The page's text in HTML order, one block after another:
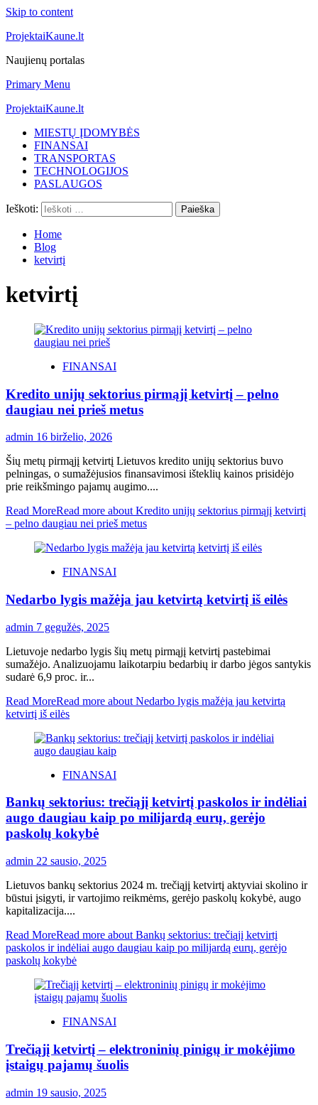
Skip to content
ProjektaiKaune.lt
Naujienų portalas
Primary Menu
ProjektaiKaune.lt
MIESTŲ ĮDOMYBĖS
FINANSAI
TRANSPORTAS
TECHNOLOGIJOS
PASLAUGOS
Ieškoti:
Home
Blog
ketvirtį
ketvirtį
FINANSAI
Kredito unijų sektorius pirmąjį ketvirtį – pelno
daugiau nei prieš metus
admin 16 birželio, 2026
Šių metų pirmąjį ketvirtį Lietuvos kredito unijų sektorius buvo
pelningas, o sumažėjusios finansavimosi išteklių kainos prisidėjo
prie reikšmingo pajamų augimo....
Read MoreRead more about Kredito unijų sektorius pirmąjį ketvirtį
– pelno daugiau nei prieš metus
FINANSAI
Nedarbo lygis mažėja jau ketvirtą ketvirtį iš eilės
admin 7 gegužės, 2025
Lietuvoje nedarbo lygis šių metų pirmąjį ketvirtį pastebimai
sumažėjo. Analizuojamu laikotarpiu bedarbių ir darbo jėgos santykis
sudarė 6,9 proc. ir...
Read MoreRead more about Nedarbo lygis mažėja jau ketvirtą
ketvirtį iš eilės
FINANSAI
Bankų sektorius: trečiąjį ketvirtį paskolos ir indėliai
augo daugiau kaip po milijardą eurų, gerėjo
paskolų kokybė
admin 22 sausio, 2025
Lietuvos bankų sektorius 2024 m. trečiąjį ketvirtį aktyviai skolino ir
būstui įsigyti, ir vartojimo reikmėms, gerėjo paskolų kokybė, augo
kapitalizacija....
Read MoreRead more about Bankų sektorius: trečiąjį ketvirtį
paskolos ir indėliai augo daugiau kaip po milijardą eurų, gerėjo
paskolų kokybė
FINANSAI
Trečiąjį ketvirtį – elektroninių pinigų ir mokėjimo
įstaigų pajamų šuolis
admin 19 sausio, 2025